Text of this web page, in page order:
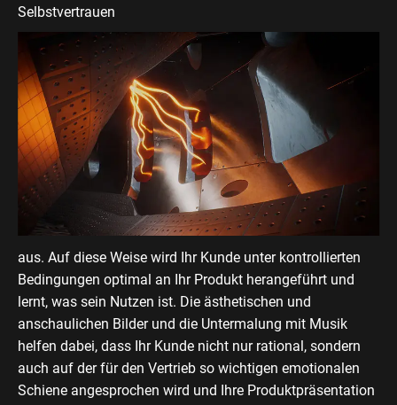
Selbstvertrauen
aus. Auf diese Weise wird Ihr Kunde unter kontrollierten
Bedingungen optimal an Ihr Produkt herangeführt und
lernt, was sein Nutzen ist. Die ästhetischen und
anschaulichen Bilder und die Untermalung mit Musik
helfen dabei, dass Ihr Kunde nicht nur rational, sondern
auch auf der für den Vertrieb so wichtigen emotionalen
Schiene angesprochen wird und Ihre Produktpräsentation